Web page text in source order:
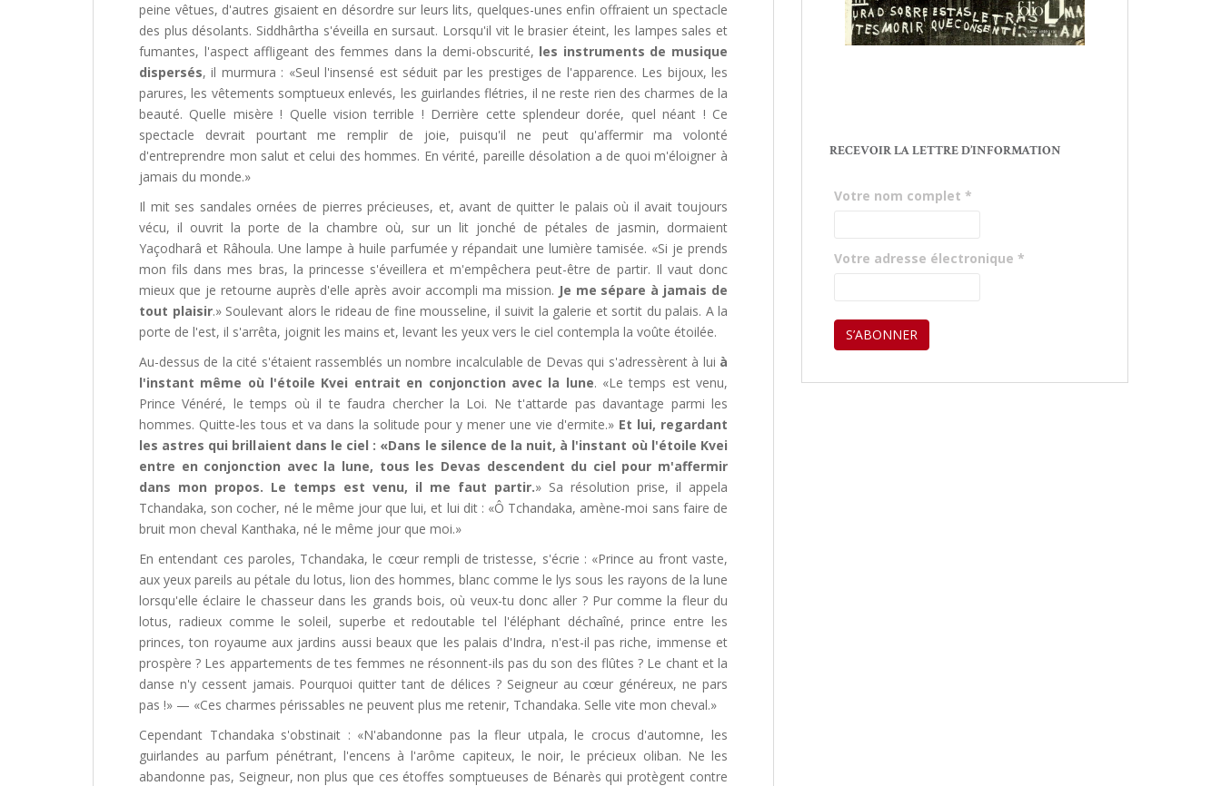
peine vêtues, d'autres gisaient en désordre sur leurs lits, quelques-unes enfin offraient un spectacle
des plus désolants. Siddhârtha s'éveilla en sursaut. Lorsqu'il vit le brasier éteint, les lampes sales et
fumantes, l'aspect affligeant des femmes dans la demi-obscurité, les instruments de musique
dispersés, il murmura : «Seul l'insensé est séduit par les prestiges de l'apparence. Les bijoux, les
parures, les vêtements somptueux enlevés, les guirlandes flétries, il ne reste rien des charmes de la
beauté. Quelle misère ! Quelle vision terrible ! Derrière cette splendeur dorée, quel néant ! Ce
spectacle devrait pourtant me remplir de joie, puisqu'il ne peut qu'affermir ma volonté
d'entreprendre mon salut et celui des hommes. En vérité, pareille désolation a de quoi m'éloigner à
jamais du monde.»
Il mit ses sandales ornées de pierres précieuses, et, avant de quitter le palais où il avait toujours
vécu, il ouvrit la porte de la chambre où, sur un lit jonché de pétales de jasmin, dormaient
Yaçodharâ et Râhoula. Une lampe à huile parfumée y répandait une lumière tamisée. «Si je prends
mon fils dans mes bras, la princesse s'éveillera et m'empêchera peut-être de partir. Il vaut donc
mieux que je retourne auprès d'elle après avoir accompli ma mission. Je me sépare à jamais de
tout plaisir.» Soulevant alors le rideau de fine mousseline, il suivit la galerie et sortit du palais. A la
porte de l'est, il s'arrêta, joignit les mains et, levant les yeux vers le ciel contempla la voûte étoilée.
Au-dessus de la cité s'étaient rassemblés un nombre incalculable de Devas qui s'adressèrent à lui à
l'instant même où l'étoile Kvei entrait en conjonction avec la lune. «Le temps est venu,
Prince Vénéré, le temps où il te faudra chercher la Loi. Ne t'attarde pas davantage parmi les
hommes. Quitte-les tous et va dans la solitude pour y mener une vie d'ermite.» Et lui, regardant
les astres qui brillaient dans le ciel : «Dans le silence de la nuit, à l'instant où l'étoile Kvei
entre en conjonction avec la lune, tous les Devas descendent du ciel pour m'affermir
dans mon propos. Le temps est venu, il me faut partir.» Sa résolution prise, il appela
Tchandaka, son cocher, né le même jour que lui, et lui dit : «Ô Tchandaka, amène-moi sans faire de
bruit mon cheval Kanthaka, né le même jour que moi.»
En entendant ces paroles, Tchandaka, le cœur rempli de tristesse, s'écrie : «Prince au front vaste,
aux yeux pareils au pétale du lotus, lion des hommes, blanc comme le lys sous les rayons de la lune
lorsqu'elle éclaire le chasseur dans les grands bois, où veux-tu donc aller ? Pur comme la fleur du
lotus, radieux comme le soleil, superbe et redoutable tel l'éléphant déchaîné, prince entre les
princes, ton royaume aux jardins aussi beaux que les palais d'Indra, n'est-il pas riche, immense et
prospère ? Les appartements de tes femmes ne résonnent-ils pas du son des flûtes ? Le chant et la
danse n'y cessent jamais. Pourquoi quitter tant de délices ? Seigneur au cœur généreux, ne pars
pas !» — «Ces charmes périssables ne peuvent plus me retenir, Tchandaka. Selle vite mon cheval.»
Cependant Tchandaka s'obstinait : «N'abandonne pas la fleur utpala, le crocus d'automne, les
guirlandes au parfum pénétrant, l'encens à l'arôme capiteux, le noir, le précieux oliban. Ne les
abandonne pas, Seigneur, non plus que ces étoffes somptueuses de Bénarès qui protègent contre
RECEVOIR LA LETTRE D’INFORMATION
Votre nom complet *
Votre adresse électronique *